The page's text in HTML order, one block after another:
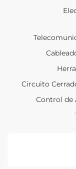
Circuito
Control de